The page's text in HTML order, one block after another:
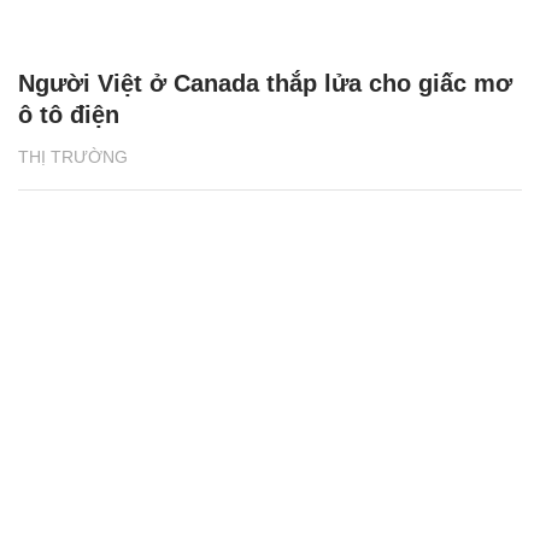
THỊ TRƯỜNG
Người Việt ở Canada thắp lửa cho giấc mơ
ô tô điện